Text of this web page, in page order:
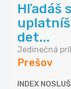
Hľadáš
det...
Jedinečná
Prešov
INDEX